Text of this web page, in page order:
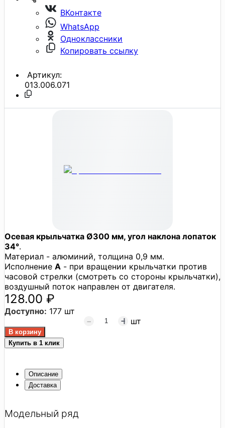
ВКонтакте
WhatsApp
Одноклассники
Копировать ссылку
Артикул:
013.006.071
Осевая крыльчатка Ø300 мм, угол наклона лопаток
34°.
Материал - алюминий, толщина 0,9 мм.
Исполнение A - при вращении крыльчатки против
часовой стрелки (смотреть со стороны крыльчатки),
воздушный поток направлен от двигателя.
128.00 ₽
Доступно: 177 шт
шт
Купить в 1 клик
Описание
Доставка
Модельный ряд